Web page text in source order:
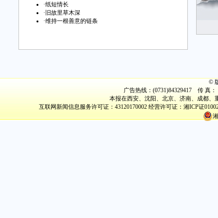
·纸短情长
· 旧故里草木深
·维持一根善意的链条
©
广告热线：(0731)84329417 传 真：
本报在西安、沈阳、北京、济南、成都、
互联网新闻信息服务许可证：43120170002经营许可证：湘ICP证